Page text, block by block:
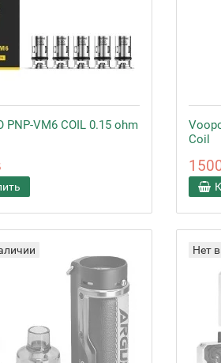
PNP-VM6 COIL 0.15 ohm
Coil
Нет